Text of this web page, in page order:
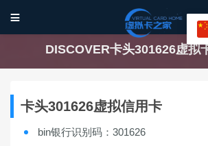

DISCOVER卡头301626虚拟
卡头301626虚拟信用卡
bin银行识别码：301626